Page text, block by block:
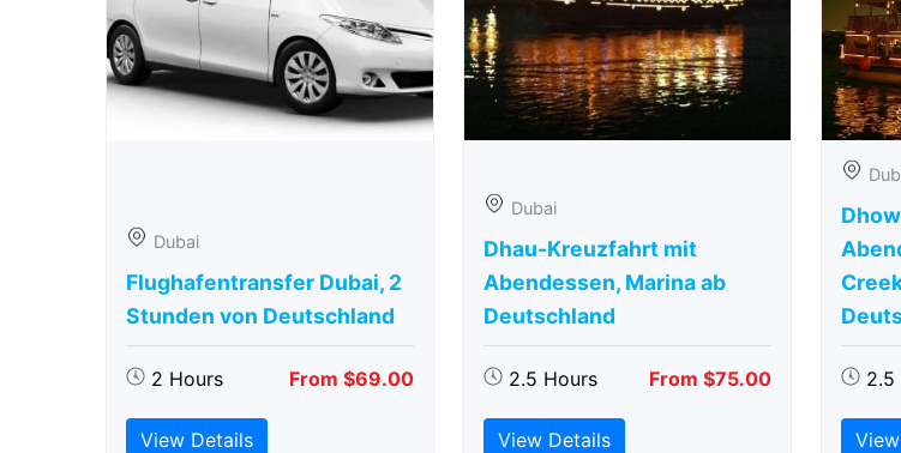
Dubai
Flughafentransfer Dubai, 2
Stunden von Deutschland
2 Hours From $69.00
View Details
Dubai
Dhau-Kreuzfahrt mit
Abendessen, Marina ab
Deutschland
2.5 Hours From $75.00
View Details
2.5